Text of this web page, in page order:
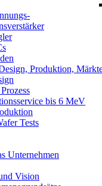
Produktion,
bis 6 MeV
Tests
Unternehmen
Vision